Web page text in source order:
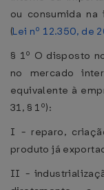
ou consumida na
(Lei nº 12.350, de
§ 1º O disposto
no mercado
equivalente à
31, § 1º):
I - reparo,
produto já
II -